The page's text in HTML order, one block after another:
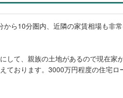
ら10分圏内、近隣の家賃相場も非
して、親族の土地があるので現在家
ております。3000万円程度の住宅ロ